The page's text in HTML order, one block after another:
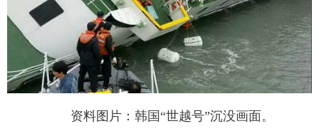
金融 公益 军事 无人机
富媒体 摄影 新华广播
新华电视中文 新华电视英文 返回PC
资料图片：韩国“世越号”沉没画面。